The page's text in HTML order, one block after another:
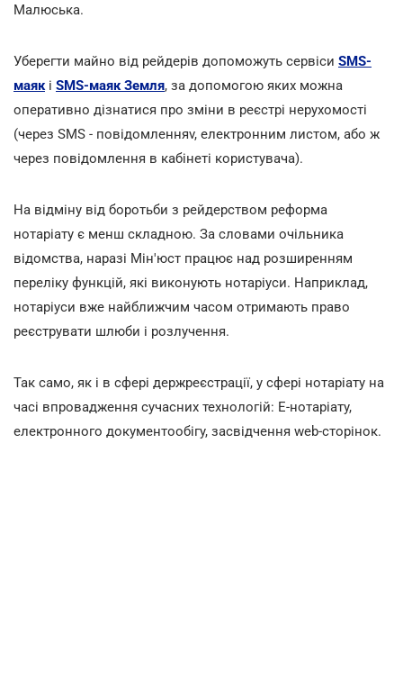
Малюська.
Уберегти майно від рейдерів допоможуть сервіси SMS-
маякі SMS-маяк Земля, за допомогою яких можна
оперативно дізнатися про зміни в реєстрі нерухомості
(через SMS - повідомленняv, електронним листом, або ж
через повідомлення в кабінеті користувача).
На відміну від боротьби з рейдерством реформа
нотаріату є менш складною. За словами очільника
відомства, наразі Мін'юст працює над розширенням
переліку функцій, які виконують нотаріуси. Наприклад,
нотаріуси вже найближчим часом отримають право
реєструвати шлюби і розлучення.
Так само, як і в сфері держреєстрації, у сфері нотаріату на
часі впровадження сучасних технологій: Е-нотаріату,
електронного документообігу, засвідчення web-сторінок.